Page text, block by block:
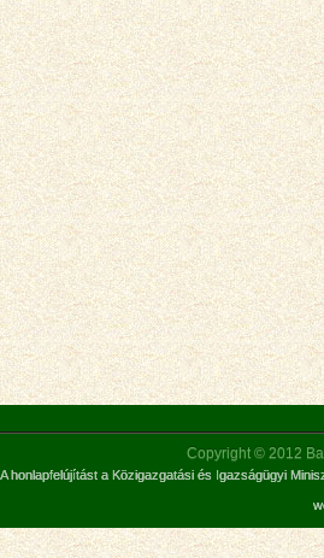
Copyright © 2012
A honlapfelújítást a Közigazgatási és Igazságügyi